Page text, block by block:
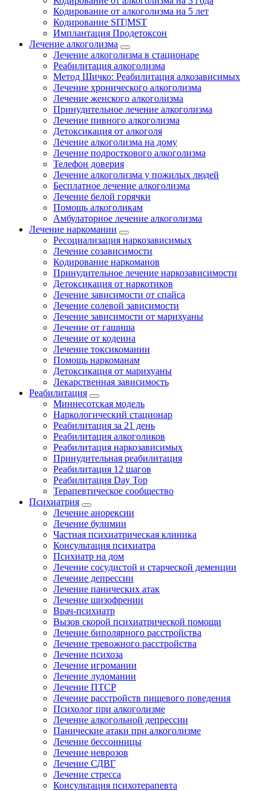
Кодирование от алкоголизма на 5 лет
Кодирование SIT|MST
Имплантация Продетоксон
Лечение алкоголизма
Лечение алкоголизма в стационаре
Реабилитация алкоголизма
Метод Шичко: Реабилитация алкозависимых
Лечение хронического алкоголизма
Лечение женского алкоголизма
Принудительное лечение алкоголизма
Лечение пивного алкоголизма
Детоксикация от алкоголя
Лечение алкоголизма на дому
Лечение подросткового алкоголизма
Телефон доверия
Лечение алкоголизма у пожилых людей
Бесплатное лечение алкоголизма
Лечение белой горячки
Помощь алкоголикам
Амбулаторное лечение алкоголизма
Лечение наркомании
Ресоциализация наркозависимых
Лечение созависимости
Кодирование наркоманов
Принудительное лечение наркозависимости
Детоксикация от наркотиков
Лечение зависимости от спайса
Лечение солевой зависимости
Лечение зависимости от марихуаны
Лечение от гашиша
Лечение от кодеина
Лечение токсикомании
Помощь наркоманам
Детоксикация от марихуаны
Лекарственная зависимость
Реабилитация
Миннесотская модель
Наркологический стационар
Реабилитация за 21 день
Реабилитация алкоголиков
Реабилитация наркозависимых
Принудительная реабилитация
Реабилитация 12 шагов
Реабилитация Day Top
Терапевтическое сообщество
Психиатрия
Лечение анорексии
Лечение булимии
Частная психиатрическая клиника
Консультация психиатра
Психиатр на дом
Лечение сосудистой и старческой деменции
Лечение депрессии
Лечение панических атак
Лечение шизофрении
Врач-психиатр
Вызов скорой психиатрической помощи
Лечение биполярного расстройства
Лечение тревожного расстройства
Лечение психоза
Лечение игромании
Лечение лудомании
Лечение ПТСР
Лечение расстройств пищевого поведения
Психолог при алкоголизме
Лечение алкогольной депрессии
Панические атаки при алкоголизме
Лечение бессонницы
Лечение неврозов
Лечение СДВГ
Лечение стресса
Консультация психотерапевта